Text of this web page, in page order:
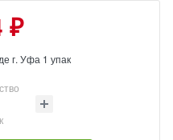
₽
г. Уфа 1 упак